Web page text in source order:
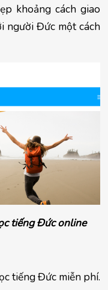
khoảng cách giao
người Đức một cách
tiếng Đức online
tiếng Đức miễn phí.